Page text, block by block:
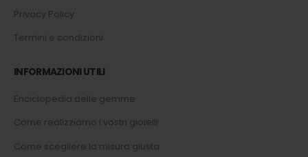
Privacy Policy
Termini e condizioni
INFORMAZIONI UTILI
Enciclopedia delle gemme
Come realizziamo i vostri gioielli
Come scegliere la misura giusta